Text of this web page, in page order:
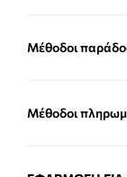
Μέθοδοι
Μέθοδοι